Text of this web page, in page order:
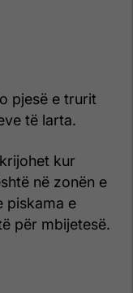
pjesë e trurit
të larta.
kur
në zonën e
piskama e
për mbijetesë.